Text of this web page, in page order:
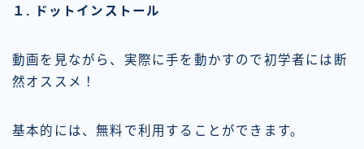
１. ドットインストール
動画を見ながら、実際に手を動かすので初学者には断
然オススメ！
基本的には、無料で利用することができます。